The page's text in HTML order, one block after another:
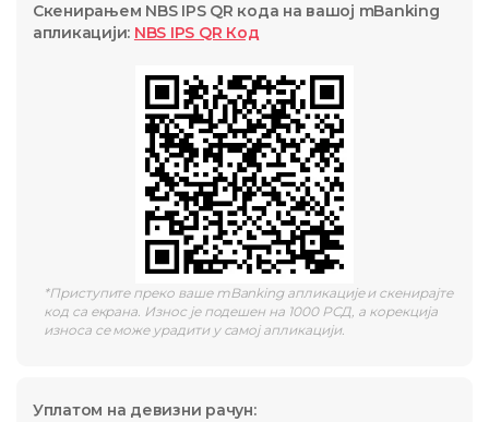
Скенирањем NBS IPS QR кода на вашој mBanking
апликацији: NBS IPS QR Код
*Приступите преко ваше mBanking апликације и скенирајте
код са екрана. Износ је подешен на 1000 РСД, а корекција
износа се може урадити у самој апликацији.
Уплатом на девизни рачун: